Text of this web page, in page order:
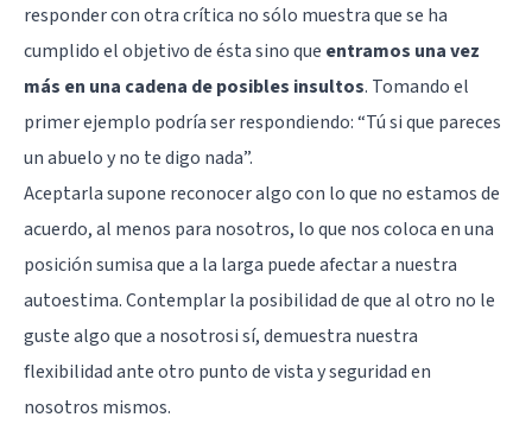
responder con otra crítica no sólo muestra que se ha
cumplido el objetivo de ésta sino que entramos una vez
más en una cadena de posibles insultos. Tomando el
primer ejemplo podría ser respondiendo: “Tú si que pareces
un abuelo y no te digo nada”.
Aceptarla supone reconocer algo con lo que no estamos de
acuerdo, al menos para nosotros, lo que nos coloca en una
posición sumisa que a la larga puede afectar a nuestra
autoestima. Contemplar la posibilidad de que al otro no le
guste algo que a nosotrosi sí, demuestra nuestra
flexibilidad ante otro punto de vista y seguridad en
nosotros mismos.